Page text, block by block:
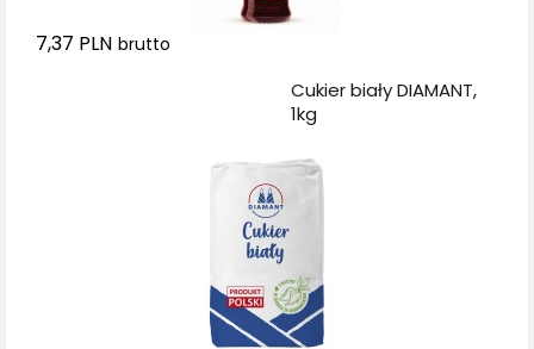
7,37 PLN brutto
Cukier biały DIAMANT,
1kg